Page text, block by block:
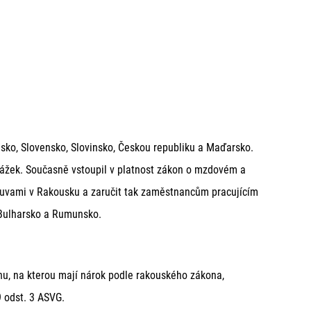
které mají být vyplaceny během
ve stavebnictví.
zameškané hodiny.
Slovensko, Slovinsko, Českou republiku a Maďarsko.
Současně vstoupil v platnost zákon o mzdovém a
v Rakousku a zaručit tak zaměstnancům pracujícím
a Rumunsko.
na kterou mají nárok podle rakouského zákona,
3 ASVG.